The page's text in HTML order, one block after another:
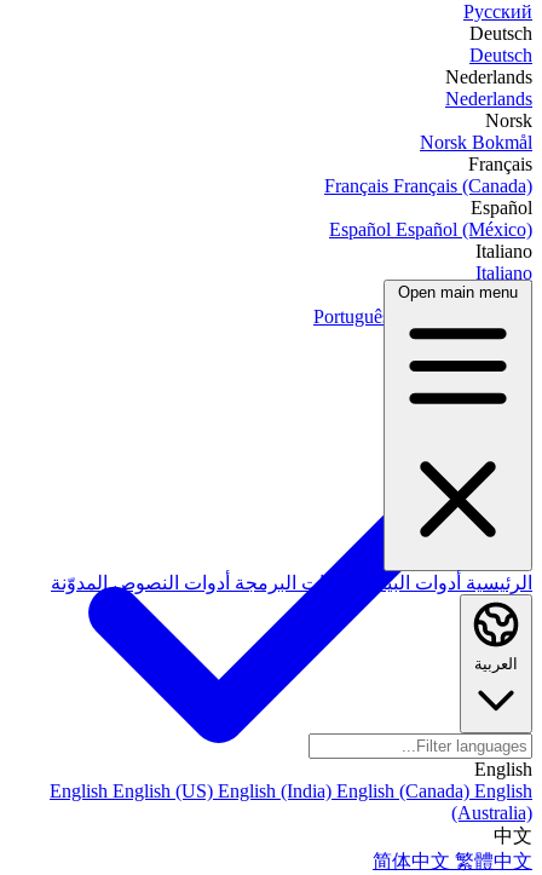
Русский
Deutsch
Deutsch
Nederlands
Nederlands
Norsk
Norsk Bokmål
Français
Français Français (Canada)
Español
Español Español (México)
Italiano
Italiano
Português
Português
العربية
Open main menu
الرئيسية أدوات البيانات أدوات البرمجة أدوات النصوصالمدوّنة
العربية
English
English English (US) English (India) English (Canada) English
(Australia)
中文
简体中文 繁體中文